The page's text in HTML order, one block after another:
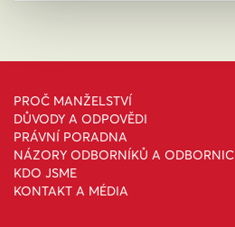
PROČ MANŽELSTVÍ
DŮVODY A ODPOVĚDI
PRÁVNÍ PORADNA
NÁZORY ODBORNÍKŮ A ODBORNIC
KDO JSME
KONTAKT A MÉDIA